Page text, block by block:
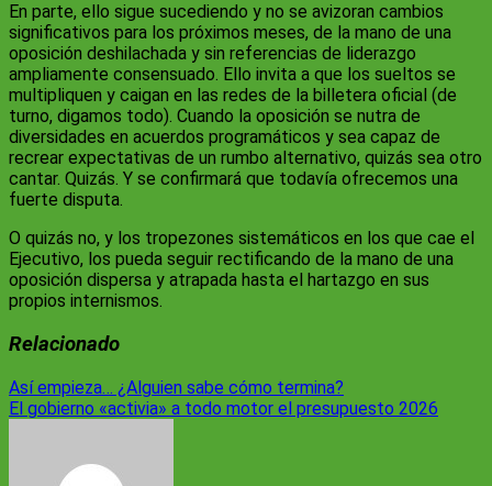
En parte, ello sigue sucediendo y no se avizoran cambios
significativos para los próximos meses, de la mano de una
oposición deshilachada y sin referencias de liderazgo
ampliamente consensuado. Ello invita a que los sueltos se
multipliquen y caigan en las redes de la billetera oficial (de
turno, digamos todo). Cuando la oposición se nutra de
diversidades en acuerdos programáticos y sea capaz de
recrear expectativas de un rumbo alternativo, quizás sea otro
cantar. Quizás. Y se confirmará que todavía ofrecemos una
fuerte disputa.
O quizás no, y los tropezones sistemáticos en los que cae el
Ejecutivo, los pueda seguir rectificando de la mano de una
oposición dispersa y atrapada hasta el hartazgo en sus
propios internismos.
Relacionado
Navegación
de
Así empieza… ¿Alguien sabe cómo termina?
El gobierno «activia» a todo motor el presupuesto 2026